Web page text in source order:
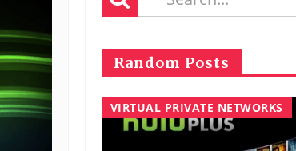
Random Posts
VIRTUAL PRIVATE NETWORKS